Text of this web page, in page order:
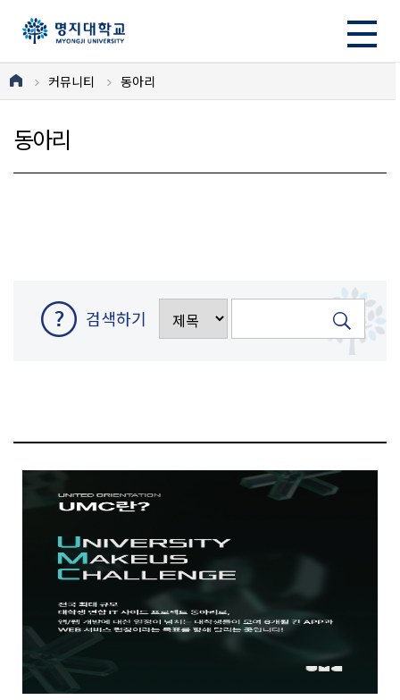
커뮤니티 동아리
동아리
검색하기